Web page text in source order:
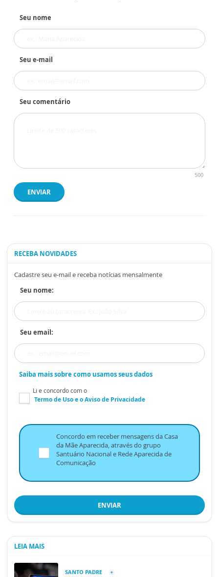
Seu nome
Seu e-mail
Seu comentário
500
ENVIAR
RECEBA NOVIDADES
Cadastre seu e-mail e receba notícias mensalmente
Seu nome:
Seu email:
Saiba mais sobre como usamos seus dados
Li e concordo com o
Termo de Usoe oAviso de Privacidade
Concordo em receber mensagens da Casa
da Mãe Aparecida, através do grupo
Santuário Nacional e Rede Aparecida de
Comunicação
ENVIAR
LEIA MAIS
SANTO PADRE